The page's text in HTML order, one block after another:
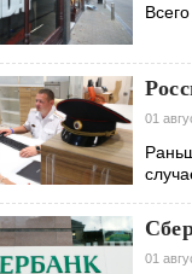
01
01